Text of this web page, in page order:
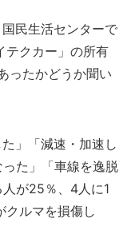
民生活センターで
テクカー」の所有
ったかどうか聞い
」「減速・加速し
た」「車線を逸脱
が25％、4人に1
クルマを損傷し